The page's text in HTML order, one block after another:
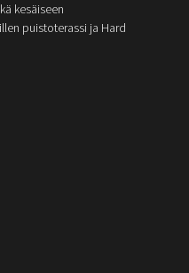
kesäiseen
puistoterassi ja Hard